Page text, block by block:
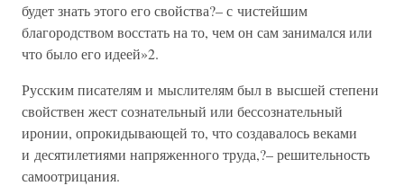
будет знать этого его свойства?– с чистейшим
благородством восстать на то, чем он сам занимался или
что было его идеей»2.
Русским писателям и мыслителям был в высшей степени
свойствен жест сознательный или бессознательный
иронии, опрокидывающей то, что создавалось веками
и десятилетиями напряженного труда,?– решительность
самоотрицания.